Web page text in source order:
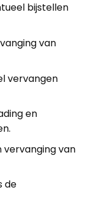
bijstellen
van
vervangen
en
vervanging van
de